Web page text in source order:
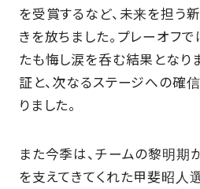
を受賞するなど、未来を担う
きを放ちました。プレーオフ
たも悔し涙を呑む結果となり
証と、次なるステージへの確
りました。
また今季は、チームの黎明期
を支えてきてくれた甲斐昭人